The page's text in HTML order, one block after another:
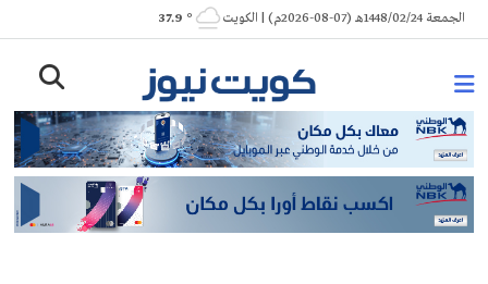
Skip
to
الجمعة 1448/02/24هـ (07-08-2026م) | الكويت ° 37.9